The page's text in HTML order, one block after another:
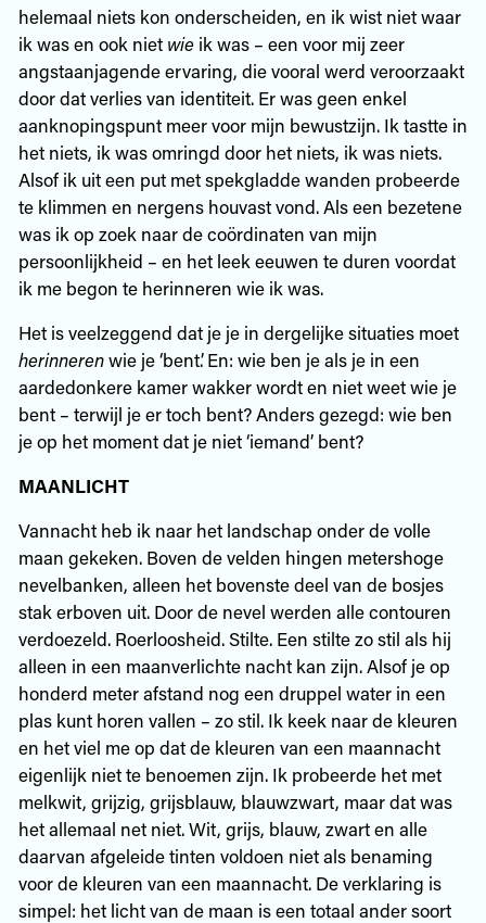
helemaal niets kon onderscheiden, en ik wist niet waar
ik was en ook niet wieik was – een voor mij zeer
angstaanjagende ervaring, die vooral werd veroorzaakt
door dat verlies van identiteit. Er was geen enkel
aanknopingspunt meer voor mijn bewustzijn. Ik tastte in
het niets, ik was omringd door het niets, ik was niets.
Alsof ik uit een put met spekgladde wanden probeerde
te klimmen en nergens houvast vond. Als een bezetene
was ik op zoek naar de coördinaten van mijn
persoonlijkheid – en het leek eeuwen te duren voordat
ik me begon te herinneren wie ik was.
Het is veelzeggend dat je je in dergelijke situaties moet
herinnerenwie je ‘bent’. En: wie ben je als je in een
aardedonkere kamer wakker wordt en niet weet wie je
bent – terwijl je er toch bent? Anders gezegd: wie ben
je op het moment dat je niet ‘iemand’ bent?
MAANLICHT
Vannacht heb ik naar het landschap onder de volle
maan gekeken. Boven de velden hingen metershoge
nevelbanken, alleen het bovenste deel van de bosjes
stak erboven uit. Door de nevel werden alle contouren
verdoezeld. Roerloosheid. Stilte. Een stilte zo stil als hij
alleen in een maanverlichte nacht kan zijn. Alsof je op
honderd meter afstand nog een druppel water in een
plas kunt horen vallen – zo stil. Ik keek naar de kleuren
en het viel me op dat de kleuren van een maannacht
eigenlijk niet te benoemen zijn. Ik probeerde het met
melkwit, grijzig, grijsblauw, blauwzwart, maar dat was
het allemaal net niet. Wit, grijs, blauw, zwart en alle
daarvan afgeleide tinten voldoen niet als benaming
voor de kleuren van een maannacht. De verklaring is
simpel: het licht van de maan is een totaal ander soort